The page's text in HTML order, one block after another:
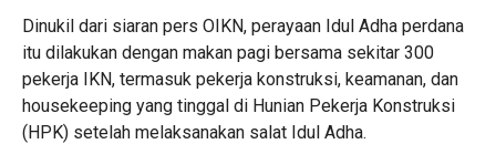
Dinukil dari siaran pers OIKN, perayaan Idul Adha perdana
itu dilakukan dengan makan pagi bersama sekitar 300
pekerja IKN, termasuk pekerja konstruksi, keamanan, dan
housekeeping yang tinggal di Hunian Pekerja Konstruksi
(HPK) setelah melaksanakan salat Idul Adha.